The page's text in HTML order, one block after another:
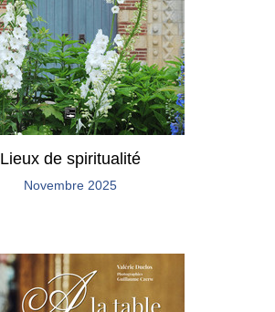
Lieux de spiritualité
Novembre 2025